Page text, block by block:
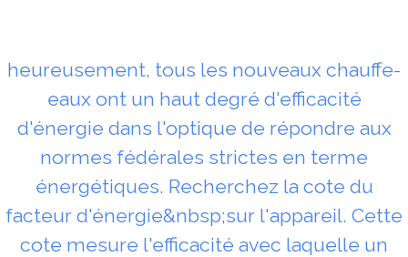
heureusement, tous les nouveaux chauffe-
eaux ont un haut degré d'efficacité
d'énergie dans l'optique de répondre aux
normes fédérales strictes en terme
énergétiques. Recherchez la cote du
facteur d'énergie&nbsp;sur l'appareil. Cette
cote mesure l'efficacité avec laquelle un